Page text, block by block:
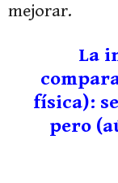
mejorar.
La
física):
pero